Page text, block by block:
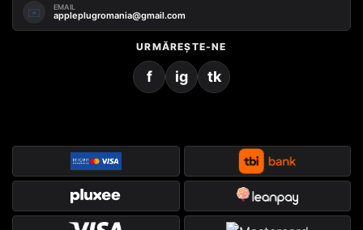
✉️ EMAIL
appleplugromania@gmail.com
URMĂREȘTE-NE
f ig tk